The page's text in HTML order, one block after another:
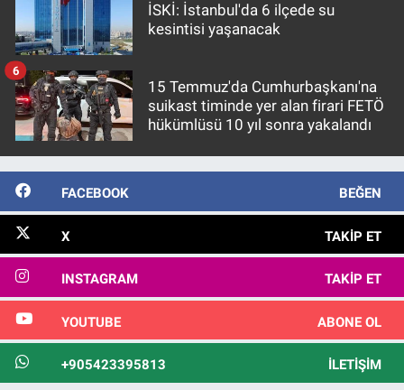
İSKİ: İstanbul'da 6 ilçede su
kesintisi yaşanacak
15 Temmuz'da Cumhurbaşkanı'na
suikast timinde yer alan firari FETÖ
hükümlüsü 10 yıl sonra yakalandı
6
FACEBOOK BEĞEN
X TAKIP ET
INSTAGRAM TAKIP ET
YOUTUBE ABONE OL
+905423395813 İLETIŞIM